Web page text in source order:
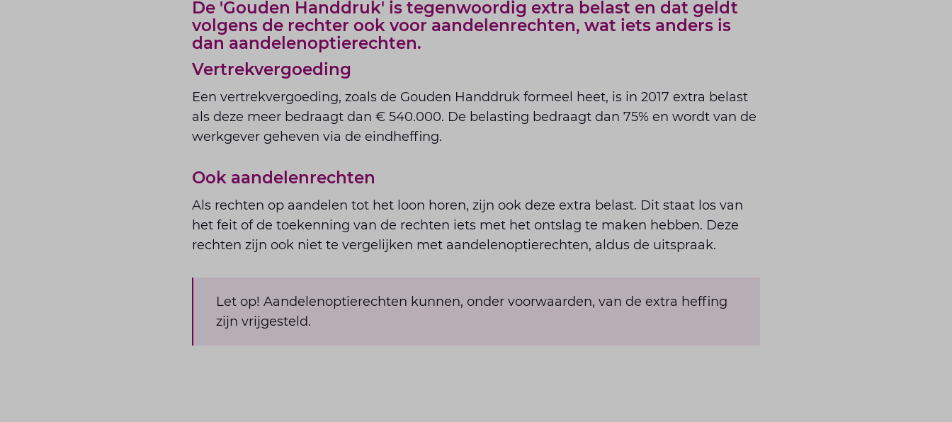
De 'Gouden Handdruk' is tegenwoordig extra belast en dat geldt
volgens de rechter ook voor aandelenrechten, wat iets anders is
dan aandelenoptierechten.
Vertrekvergoeding
Een vertrekvergoeding, zoals de Gouden Handdruk formeel heet, is in 2017 extra belast
als deze meer bedraagt dan € 540.000. De belasting bedraagt dan 75% en wordt van de
werkgever geheven via de eindheffing.
Ook aandelenrechten
Als rechten op aandelen tot het loon horen, zijn ook deze extra belast. Dit staat los van
het feit of de toekenning van de rechten iets met het ontslag te maken hebben. Deze
rechten zijn ook niet te vergelijken met aandelenoptierechten, aldus de uitspraak.
Let op! Aandelenoptierechten kunnen, onder voorwaarden, van de extra heffing
zijn vrijgesteld.